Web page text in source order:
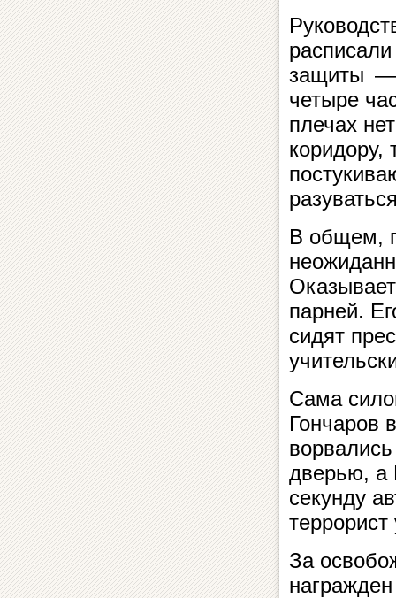
защиты —
четыре
плечах
коридору,
В общем,
парней.
сидят
Сама
Гончаров
дверью, а
секунду
За